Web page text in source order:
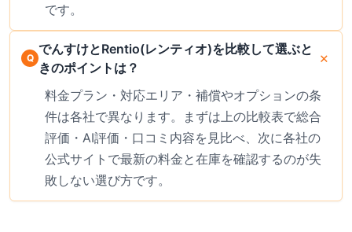
です。
でんすけとRentio(レンティオ)を比較して選ぶと
きのポイントは？
料金プラン・対応エリア・補償やオプションの条
件は各社で異なります。まずは上の比較表で総合
評価・AI評価・口コミ内容を見比べ、次に各社の
公式サイトで最新の料金と在庫を確認するのが失
敗しない選び方です。